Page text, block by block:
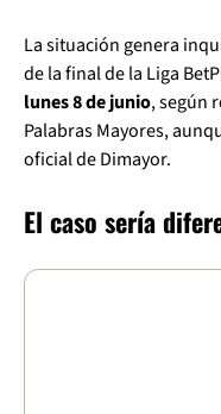
La situación genera
de la final de la Liga
lunes 8 de junio, según
Palabras Mayores,
oficial de Dimayor.
El caso sería